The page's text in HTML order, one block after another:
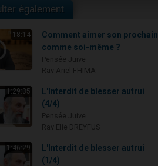
également
18:14
Comment aimer son prochain
comme soi-même ?
1:29:35
L'Interdit de blesser autrui
(4/4)
1:46:29
L'Interdit de blesser autrui
(1/4)